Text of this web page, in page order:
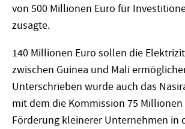
von 500 Millionen Euro für
zusagte.
140 Millionen Euro sollen die
zwischen Guinea und Mali
Unterschrieben wurde auch das
mit dem die Kommission 75
Förderung kleinerer Unternehmen in